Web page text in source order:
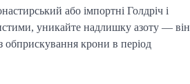
або імпортні Голдріч і
уникайте надлишку азоту — він
обприскування крони в період